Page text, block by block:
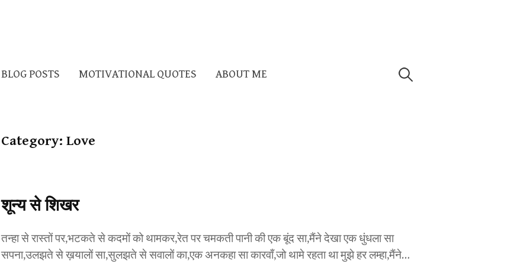
BLOG POSTS MOTIVATIONAL QUOTES ABOUT ME Search
Category: Love
शून्य से शिखर
तन्हा से रास्तों पर,भटकते से कदमों को थामकर,रेत पर चमकती पानी की एक बूंद सा,मैंने देखा एक धुंधला सा
सपना,उलझते से ख़यालों सा,सुलझते से सवालों का,एक अनकहा सा कारवाँ,जो थामे रहता था मुझे हर लम्हा,मैंने…